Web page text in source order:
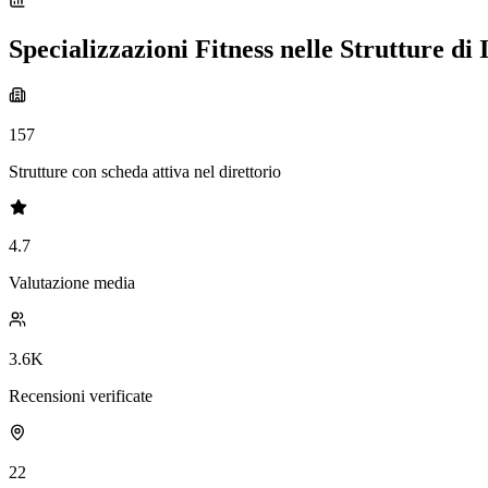
Specializzazioni Fitness nelle Strutture di
157
Strutture con scheda attiva nel direttorio
4.7
Valutazione media
3.6K
Recensioni verificate
22